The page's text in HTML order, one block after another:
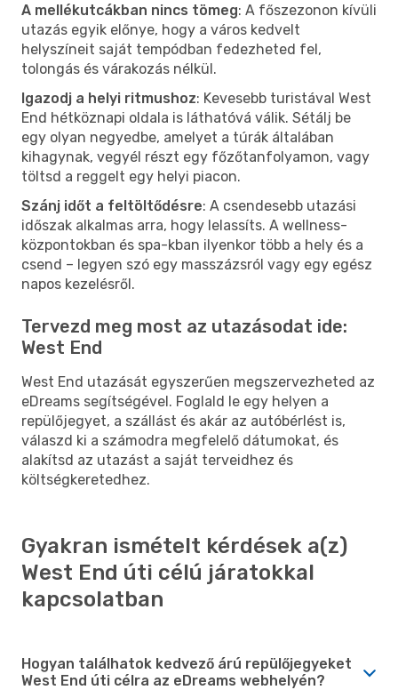
A mellékutcákban nincs tömeg: A főszezonon kívüli
utazás egyik előnye, hogy a város kedvelt
helyszíneit saját tempódban fedezheted fel,
tolongás és várakozás nélkül.
Igazodj a helyi ritmushoz: Kevesebb turistával West
End hétköznapi oldala is láthatóvá válik. Sétálj be
egy olyan negyedbe, amelyet a túrák általában
kihagynak, vegyél részt egy főzőtanfolyamon, vagy
töltsd a reggelt egy helyi piacon.
Szánj időt a feltöltődésre: A csendesebb utazási
időszak alkalmas arra, hogy lelassíts. A wellness-
központokban és spa-kban ilyenkor több a hely és a
csend – legyen szó egy masszázsról vagy egy egész
napos kezelésről.
Tervezd meg most az utazásodat ide:
West End
West End utazását egyszerűen megszervezheted az
eDreams segítségével. Foglald le egy helyen a
repülőjegyet, a szállást és akár az autóbérlést is,
válaszd ki a számodra megfelelő dátumokat, és
alakítsd az utazást a saját terveidhez és
költségkeretedhez.
Gyakran ismételt kérdések a(z)
West End úti célú járatokkal
kapcsolatban
Hogyan találhatok kedvező árú repülőjegyeket
West End úti célra az eDreams webhelyén?